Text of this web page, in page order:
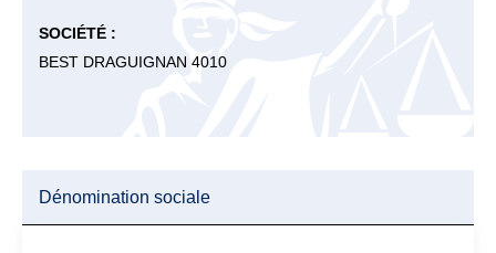
SOCIÉTÉ :
BEST DRAGUIGNAN 4010
Dénomination sociale